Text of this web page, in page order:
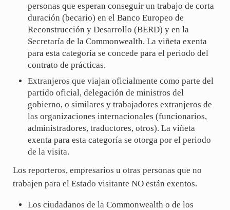
personas que esperan conseguir un trabajo de corta
duración (becario) en el Banco Europeo de
Reconstrucción y Desarrollo (BERD) y en la
Secretaría de la Commonwealth. La viñeta exenta
para esta categoría se concede para el periodo del
contrato de prácticas.
Extranjeros que viajan oficialmente como parte del
partido oficial, delegación de ministros del
gobierno, o similares y trabajadores extranjeros de
las organizaciones internacionales (funcionarios,
administradores, traductores, otros). La viñeta
exenta para esta categoría se otorga por el periodo
de la visita.
Los reporteros, empresarios u otras personas que no
trabajen para el Estado visitante NO están exentos.
Los ciudadanos de la Commonwealth o de los